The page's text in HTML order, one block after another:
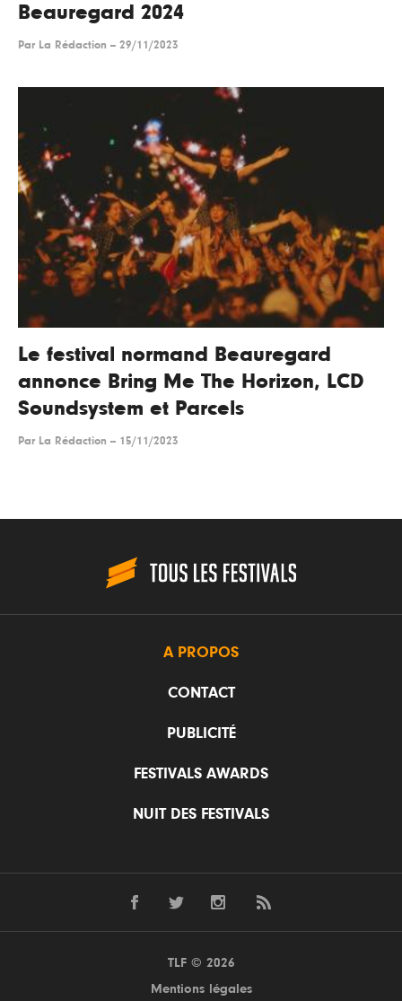
Beauregard 2024
Par La Rédaction -- 29/11/2023
Le festival normand Beauregard
annonce Bring Me The Horizon, LCD
Soundsystem et Parcels
Par La Rédaction -- 15/11/2023
A PROPOS
CONTACT
PUBLICITÉ
FESTIVALS AWARDS
NUIT DES FESTIVALS
TLF © 2026
Mentions légales